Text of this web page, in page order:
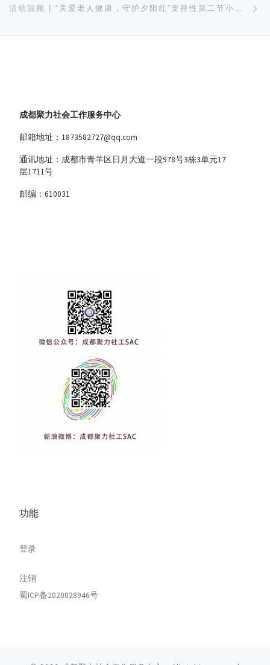
成都聚力社会工作服务中心
邮箱地址：1873582727@qq.com
通讯地址：成都市青羊区日月大道一段978号3栋3单元17
层1711号
邮编：610031
功能
登录
注销
蜀ICP备2020028946号